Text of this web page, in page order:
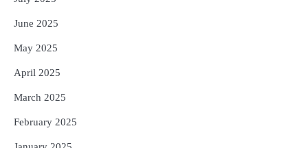
June 2025
May 2025
April 2025
March 2025
February 2025